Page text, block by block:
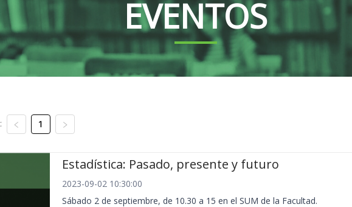
EVENTOS
1
Estadística: Pasado, presente y futuro
2023-09-02 10:30:00
Sábado 2 de septiembre, de 10.30 a 15 en el SUM de la Facultad.